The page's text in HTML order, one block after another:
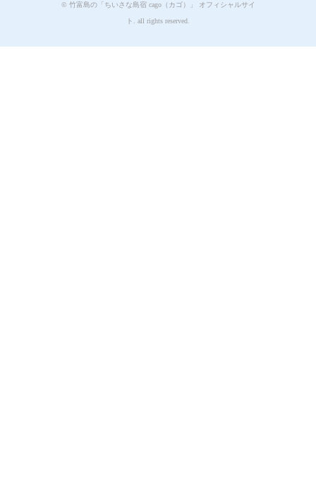
© 竹富島の「ちいさな島宿 cago（カゴ）」 オフィシャルサイ
ト. all rights reserved.